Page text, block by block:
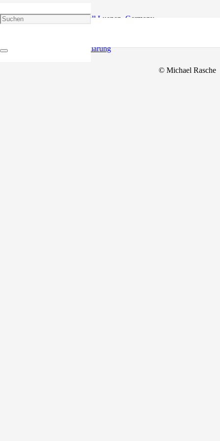
Impressum Datenschutzerklärung
© Michael Rasche